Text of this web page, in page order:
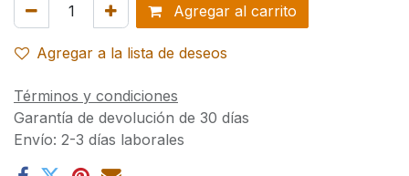
Agregar al carrito
Agregar a la lista de deseos
Términos y condiciones
Garantía de devolución de 30 días
Envío: 2-3 días laborales